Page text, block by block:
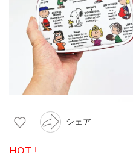
シェア
HOT !